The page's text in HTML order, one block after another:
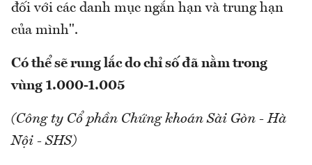
đối với các danh mục ngắn hạn và trung hạn
của mình".
Có thể sẽ rung lắc do chỉ số đã nằm trong
vùng 1.000-1.005
(Công ty Cổ phần Chứng khoán Sài Gòn - Hà
Nội - SHS)